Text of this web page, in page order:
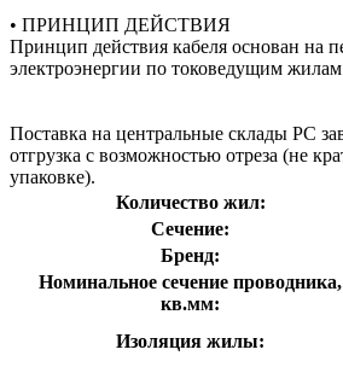
• ПРИНЦИП ДЕЙСТВИЯ
Принцип действия кабеля основан на
электроэнергии по токоведущим
Поставка на центральные склады РС
отгрузка с возможностью отреза (не
упаковке).
Количество жил:
Сечение:
Бренд:
Номинальное сечение проводника,
кв.мм:
Изоляция жилы: